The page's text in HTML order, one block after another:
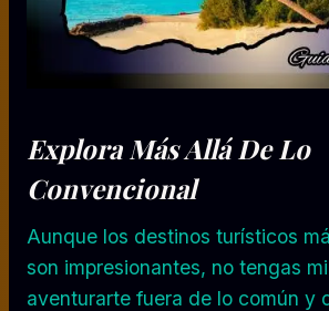
Explora Más Allá De Lo
Convencional
Aunque los destinos turísticos
son impresionantes, no tengas
aventurarte fuera de lo común y